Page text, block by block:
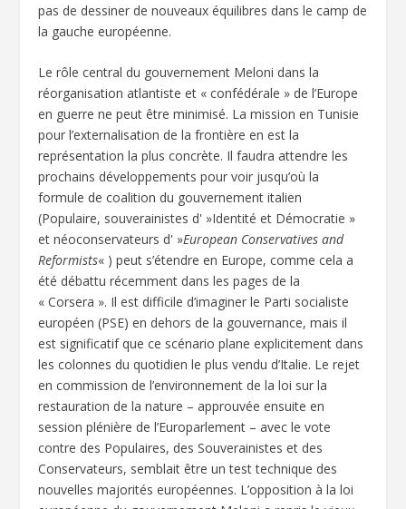
pas de dessiner de nouveaux équilibres dans le camp de
la gauche européenne.
Le rôle central du gouvernement Meloni dans la
réorganisation atlantiste et « confédérale » de l’Europe
en guerre ne peut être minimisé. La mission en Tunisie
pour l’externalisation de la frontière en est la
représentation la plus concrète. Il faudra attendre les
prochains développements pour voir jusqu’où la
formule de coalition du gouvernement italien
(Populaire, souverainistes d' »Identité et Démocratie »
et néoconservateurs d' »European Conservatives and
Reformists« ) peut s’étendre en Europe, comme cela a
été débattu récemment dans les pages de la
« Corsera ». Il est difficile d’imaginer le Parti socialiste
européen (PSE) en dehors de la gouvernance, mais il
est significatif que ce scénario plane explicitement dans
les colonnes du quotidien le plus vendu d’Italie. Le rejet
en commission de l’environnement de la loi sur la
restauration de la nature – approuvée ensuite en
session plénière de l’Europarlement – avec le vote
contre des Populaires, des Souverainistes et des
Conservateurs, semblait être un test technique des
nouvelles majorités européennes. L’opposition à la loi